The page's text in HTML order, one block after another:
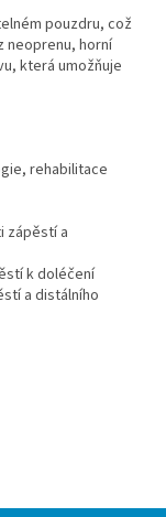
pouzdru, což
neoprenu, horní
která umožňuje
rehabilitace
zápěstí a
k doléčení
a distálního